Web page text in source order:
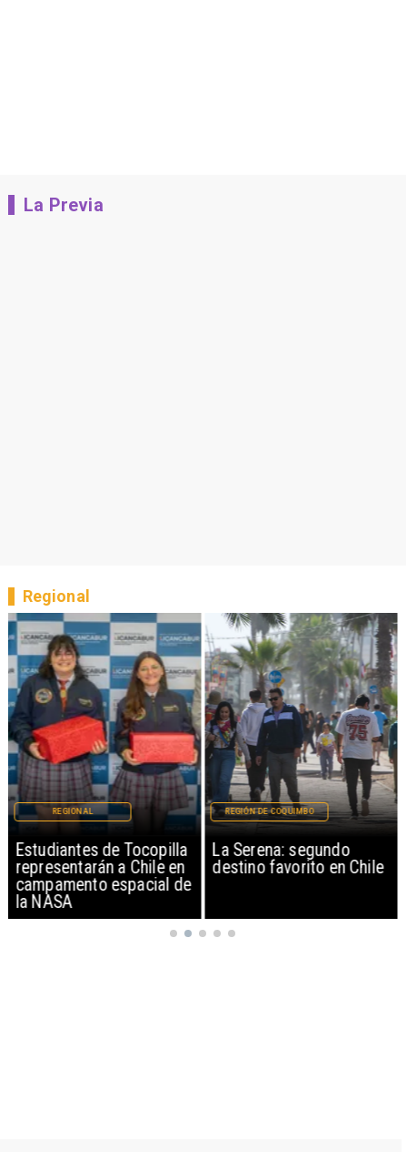
La Previa
Estudiantes de Tocopilla
representarán a Chile en
campamento espacial de
la NASA
REGIONAL
La Serena: segundo
destino favorito en Chile
REGIÓN DE COQUIMBO
Regional